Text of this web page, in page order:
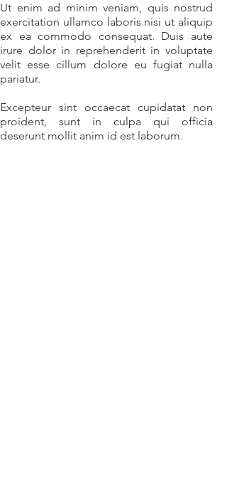
Ut enim ad minim veniam, quis nostrud
exercitation ullamco laboris nisi ut aliquip
ex ea commodo consequat. Duis aute
irure dolor in reprehenderit in voluptate
velit esse cillum dolore eu fugiat nulla
pariatur.
Excepteur sint occaecat cupidatat non
proident, sunt in culpa qui officia
deserunt mollit anim id est laborum.